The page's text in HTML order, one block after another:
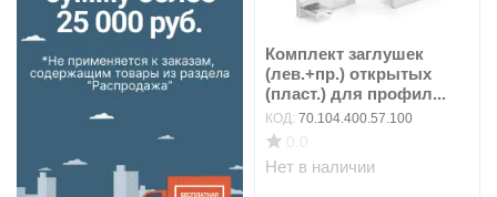
Комплект заглушек
(лев.+пр.) открытых
(пласт.) для профил...
КОД: 70.104.400.57.100
Нет в наличии